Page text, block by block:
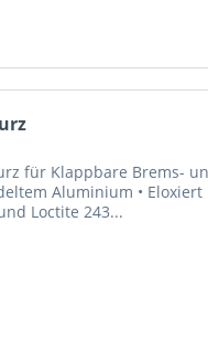
für Klappbare Brems-
Aluminium •
Loctite 243...